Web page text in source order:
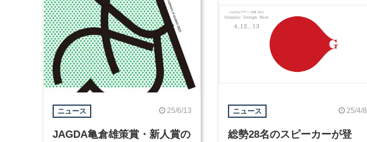
ニュース 25/6/13
JAGDA亀倉雄策賞・新人賞の
ニュース 25/4/8
総勢28名のスピーカーが登